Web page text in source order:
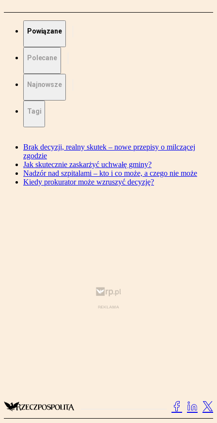
Powiązane
Polecane
Najnowsze
Tagi
Brak decyzji, realny skutek – nowe przepisy o milczącej
zgodzie
Jak skutecznie zaskarżyć uchwałę gminy?
Nadzór nad szpitalami – kto i co może, a czego nie może
Kiedy prokurator może wzruszyć decyzję?